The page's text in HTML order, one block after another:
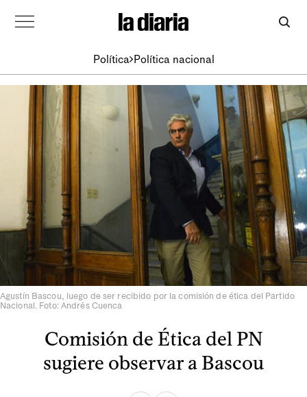
Política Política nacional
Agustín Bascou, luego de ser recibido por la comisión de ética del Partido
Nacional. Foto: Andrés Cuenca
Comisión de Ética del PN
sugiere observar a Bascou